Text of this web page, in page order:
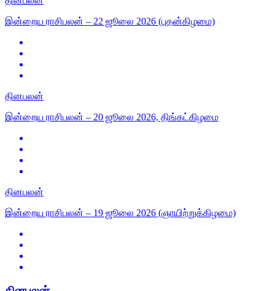
இன்றைய ராசிபலன் – 22 ஜூலை 2026 (புதன்கிழமை)
தினபலன்
இன்றைய ராசிபலன் – 20 ஜூலை 2026, திங்கட்கிழமை
தினபலன்
இன்றைய ராசிபலன் – 19 ஜூலை 2026 (ஞாயிற்றுக்கிழமை)